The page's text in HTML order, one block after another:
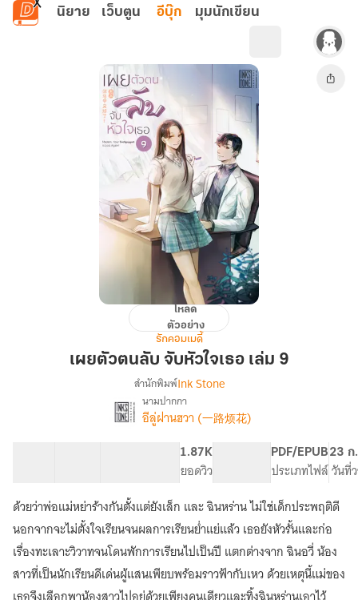
ข้ามไปยังเนื้อหาหลัก
นิยาย เว็บตูน อีบุ๊ก มุมนักเขียน
ตน
หัวใจ
โหลด
ตัวอย่าง
รักคอมเมดี้
เผยตัวตนลับ จับหัวใจเธอ เล่ม 9
เรื่อง
เผย
ตัว
ตน
ลับ
จับ
หัวใจ
เธอ
สำนักพิมพ์Ink Stone
นามปากกา
อีลู่ฝานฮวา (一路烦花)
1.87K
ยอดวิว
PDF/EPUB
ประเภทไฟล์
23 ก
วันที่
ด้วยว่าพ่อแม่หย่าร้างกันตั้งแต่ยังเล็ก และ ฉินหร่าน ไม่ใช่เด็กประพฤติดี
นอกจากจะไม่ตั้งใจเรียนจนผลการเรียนย่ำแย่แล้ว เธอยังหัวรั้นและก่อ
เรื่องทะเลาะวิวาทจนโดนพักการเรียนไปเป็นปี แตกต่างจาก ฉินอวี่ น้อง
สาวที่เป็นนักเรียนดีเด่นผู้แสนเพียบพร้อมราวฟ้ากับเหว ด้วยเหตุนี้แม่ของ